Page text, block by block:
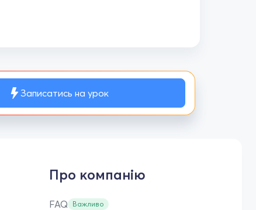
Записатись на урок
Про компанію
FAQ Важливо